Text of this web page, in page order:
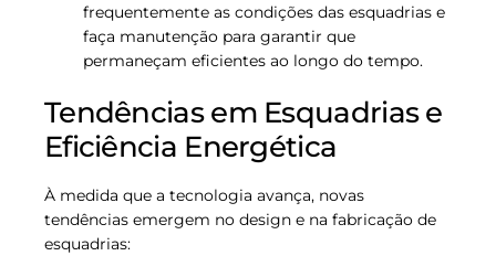
frequentemente as condições das esquadrias e
faça manutenção para garantir que
permaneçam eficientes ao longo do tempo.
Tendências em Esquadrias e
Eficiência Energética
À medida que a tecnologia avança, novas
tendências emergem no design e na fabricação de
esquadrias: